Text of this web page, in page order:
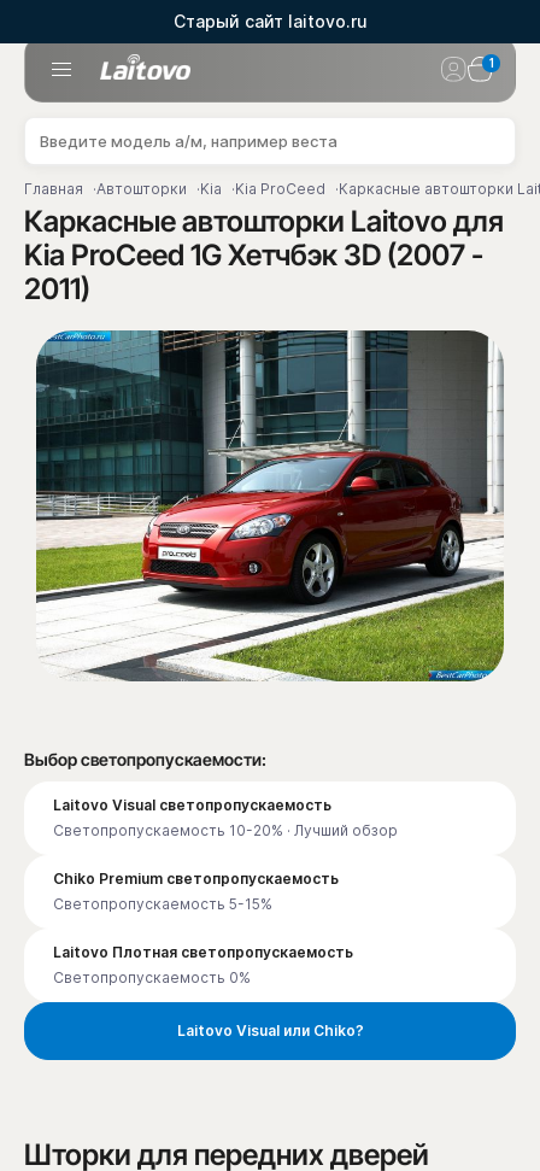
Старый сайт laitovo.ru
1
Главная Автошторки Kia Kia ProCeed Каркасные автошторки
Каркасные автошторки Laitovo для
Kia ProCeed 1G Хетчбэк 3D (2007 -
2011)
Выбор светопропускаемости:
Laitovo Visual светопропускаемость
Светопропускаемость 10-20% · Лучший обзор
Chiko Premium светопропускаемость
Светопропускаемость 5-15%
Laitovo Плотная светопропускаемость
Светопропускаемость 0%
Laitovo Visual или Chiko?
Шторки для передних дверей